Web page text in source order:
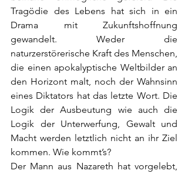
Tragödie des Lebens hat sich in ein
Drama mit Zukunftshoffnung
gewandelt. Weder die
naturzerstörerische Kraft des Menschen,
die einen apokalyptische Weltbilder an
den Horizont malt, noch der Wahnsinn
eines Diktators hat das letzte Wort. Die
Logik der Ausbeutung wie auch die
Logik der Unterwerfung, Gewalt und
Macht werden letztlich nicht an ihr Ziel
kommen. Wie kommt’s?
Der Mann aus Nazareth hat vorgelebt,